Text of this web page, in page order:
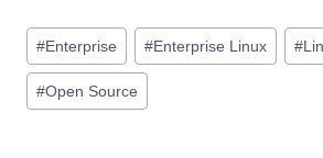
Indlæg-
tags:
#Enterprise #Enterprise Linux #
#Open Source